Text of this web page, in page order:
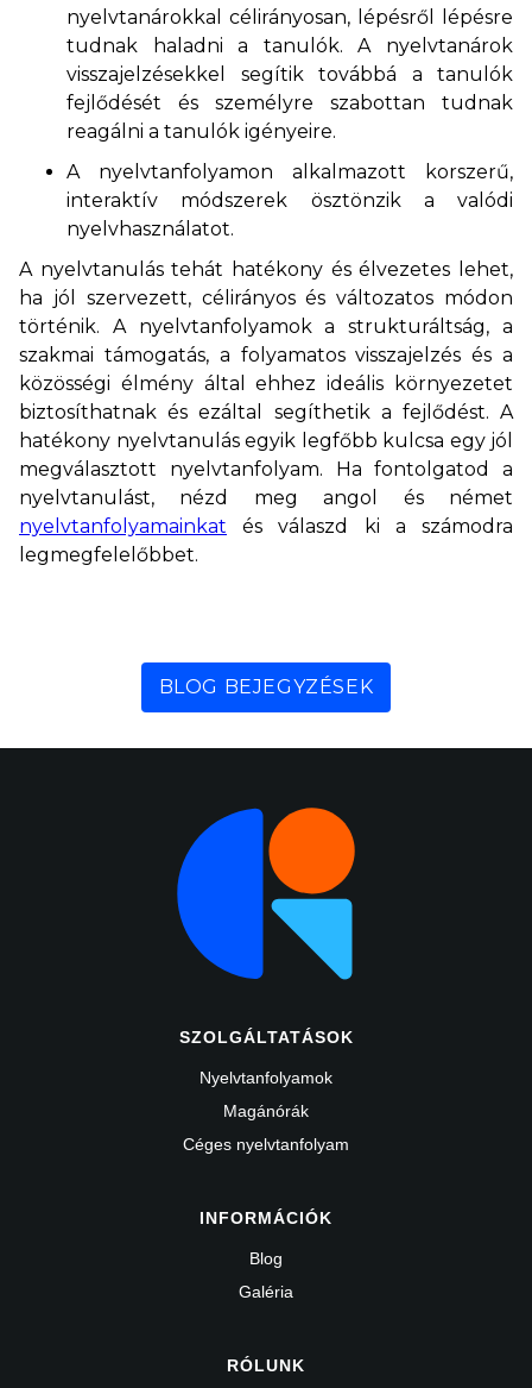
nyelvtanárokkal célirányosan, lépésről lépésre
tudnak haladni a tanulók. A nyelvtanárok
visszajelzésekkel segítik továbbá a tanulók
fejlődését és személyre szabottan tudnak
reagálni a tanulók igényeire.
A nyelvtanfolyamon alkalmazott korszerű,
interaktív módszerek ösztönzik a valódi
nyelvhasználatot.
A nyelvtanulás tehát hatékony és élvezetes lehet,
ha jól szervezett, célirányos és változatos módon
történik. A nyelvtanfolyamok a strukturáltság, a
szakmai támogatás, a folyamatos visszajelzés és a
közösségi élmény által ehhez ideális környezetet
biztosíthatnak és ezáltal segíthetik a fejlődést. A
hatékony nyelvtanulás egyik legfőbb kulcsa egy jól
megválasztott nyelvtanfolyam. Ha fontolgatod a
nyelvtanulást, nézd meg angol és német
nyelvtanfolyamainkat és válaszd ki a számodra
legmegfelelőbbet.
BLOG BEJEGYZÉSEK
SZOLGÁLTATÁSOK
Nyelvtanfolyamok
Magánórák
Céges nyelvtanfolyam
INFORMÁCIÓK
Blog
Galéria
RÓLUNK